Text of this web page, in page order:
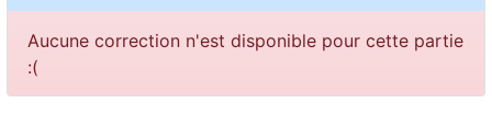
Aucune correction n'est disponible pour cette partie
:(